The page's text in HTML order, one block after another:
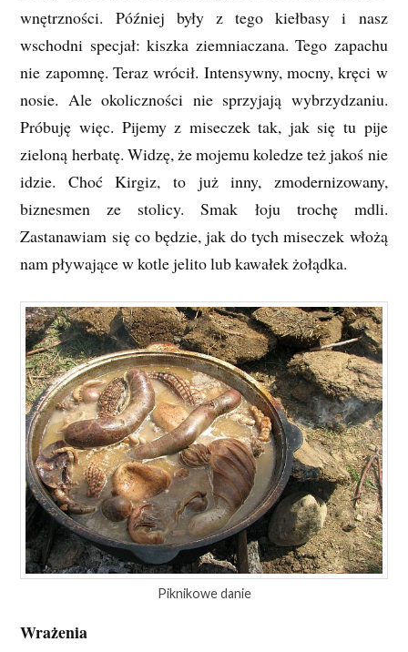
wnętrzności. Później były z tego kiełbasy i nasz
wschodni specjał: kiszka ziemniaczana. Tego zapachu
nie zapomnę. Teraz wrócił. Intensywny, mocny, kręci w
nosie. Ale okoliczności nie sprzyjają wybrzydzaniu.
Próbuję więc. Pijemy z miseczek tak, jak się tu pije
zieloną herbatę. Widzę, że mojemu koledze też jakoś nie
idzie. Choć Kirgiz, to już inny, zmodernizowany,
biznesmen ze stolicy. Smak łoju trochę mdli.
Zastanawiam się co będzie, jak do tych miseczek włożą
nam pływające w kotle jelito lub kawałek żołądka.
Piknikowe danie
Wrażenia